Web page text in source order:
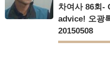
차여사 86회-
advice! 오광
20150508